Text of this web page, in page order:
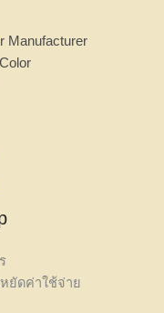
Manufacturer
ยัดค่าใช้จ่าย